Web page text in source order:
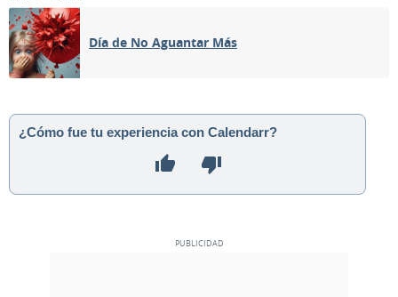
Día de No Aguantar Más
¿Cómo fue tu experiencia con Calendarr?